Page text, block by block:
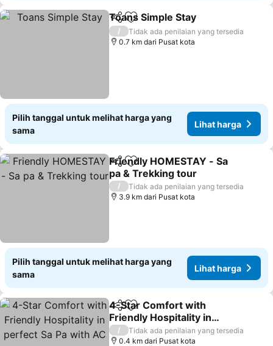
BagikanTambahkan ke favorit
Toans Simple Stay
/
Tidak ada penilaian yang tersedia
0.7 km dari Pusat kota
Pilih tanggal untuk melihat harga yang
sama
Lihat harga
BagikanTambahkan ke favorit
Friendly HOMESTAY - Sa
pa & Trekking tour
/
Tidak ada penilaian yang tersedia
3.9 km dari Pusat kota
Pilih tanggal untuk melihat harga yang
sama
Lihat harga
BagikanTambahkan ke favorit
4-Star Comfort with
Friendly Hospitality in
perfect Sa Pa with AC
/
Tidak ada penilaian yang tersedia
0.4 km dari Pusat kota